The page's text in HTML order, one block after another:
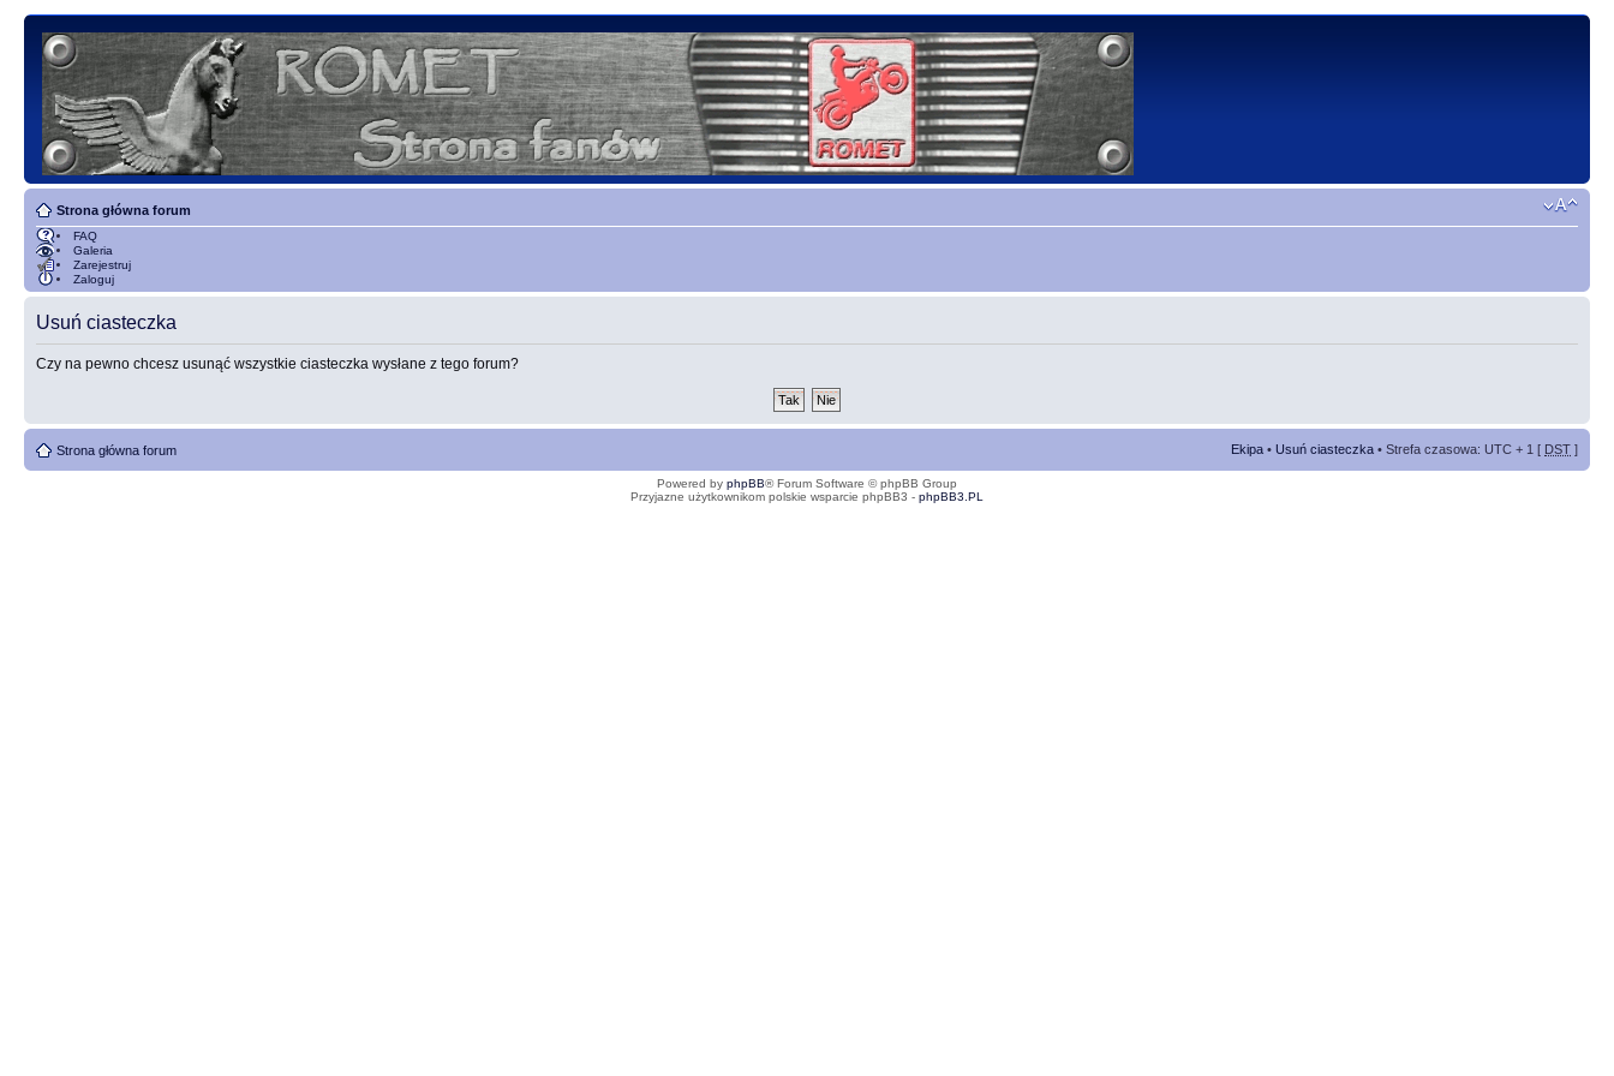
Strona główna forum
FAQ
Galeria
Zarejestruj
Zaloguj
Usuń ciasteczka
Czy na pewno chcesz usunąć wszystkie ciasteczka wysłane z tego forum?
Strona główna forum Ekipa • Usuń ciasteczka • Strefa czasowa: UTC + 1 [ DST ]
Powered by phpBB® Forum Software © phpBB Group
Przyjazne użytkownikom polskie wsparcie phpBB3 - phpBB3.PL